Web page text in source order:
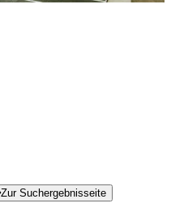
Zur Suchergebnisseite